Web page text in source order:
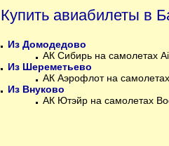
Купить авиабилеты в
Из Домодедово
АК Сибирь на самолетах
Из Шереметьево
АК Аэрофлот на самолетах
Из Внуково
АК Ютэйр на самолетах